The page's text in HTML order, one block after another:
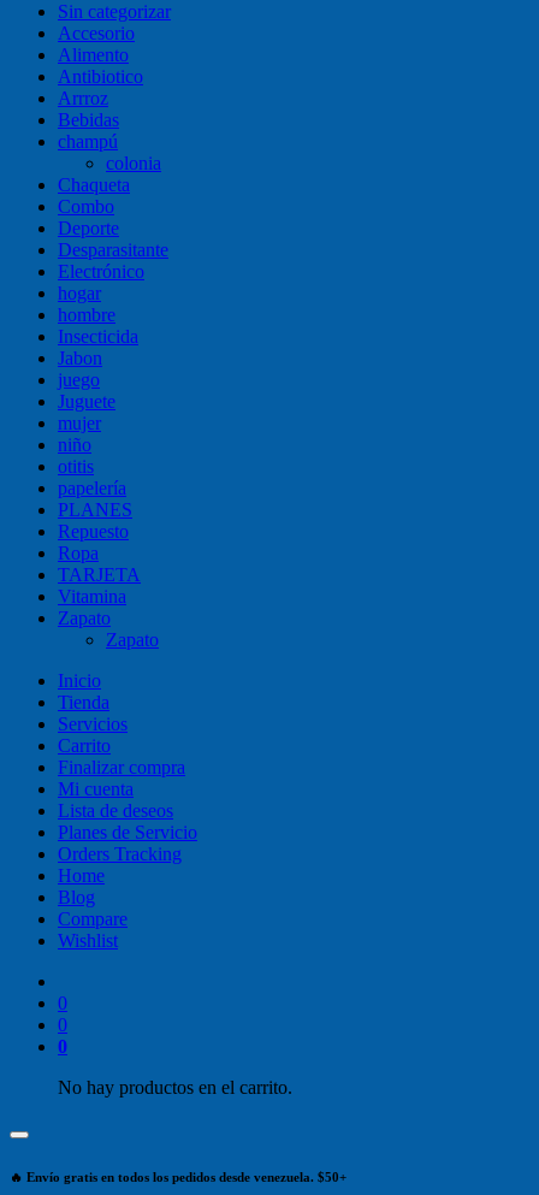
Sin categorizar
Accesorio
Alimento
Antibiotico
Arrroz
Bebidas
champú
colonia
Chaqueta
Combo
Deporte
Desparasitante
Electrónico
hogar
hombre
Insecticida
Jabon
juego
Juguete
mujer
niño
otitis
papelería
PLANES
Repuesto
Ropa
TARJETA
Vitamina
Zapato
Zapato
Inicio
Tienda
Servicios
Carrito
Finalizar compra
Mi cuenta
Lista de deseos
Planes de Servicio
Orders Tracking
Home
Blog
Compare
Wishlist
0
0
0
No hay productos en el carrito.
🔥 Envío gratis en todos los pedidos desde venezuela. $50+